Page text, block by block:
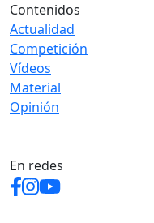
Contenidos
Actualidad
Competición
Vídeos
Material
Opinión
En redes